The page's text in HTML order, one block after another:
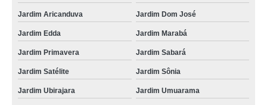
Jardim Aricanduva Jardim Dom José
Jardim Edda Jardim Marabá
Jardim Primavera Jardim Sabará
Jardim Satélite Jardim Sônia
Jardim Ubirajara Jardim Umuarama